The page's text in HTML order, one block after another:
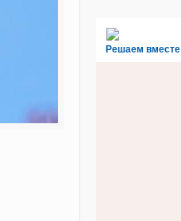
Решаем вместе